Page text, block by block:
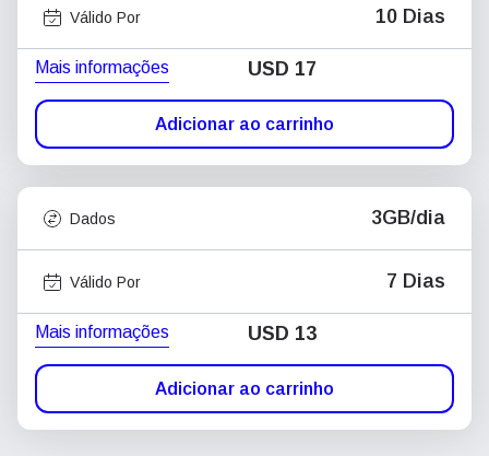
Válido Por 10 Dias
Mais informações USD 17
Adicionar ao carrinho
Dados 3GB/dia
Válido Por 7 Dias
Mais informações USD 13
Adicionar ao carrinho